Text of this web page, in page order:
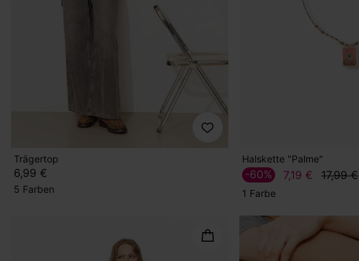
Trägertop
6,99 €
5 Farben
Halskette "Palme"
7,19 € 17,99 €
-60%
1 Farbe